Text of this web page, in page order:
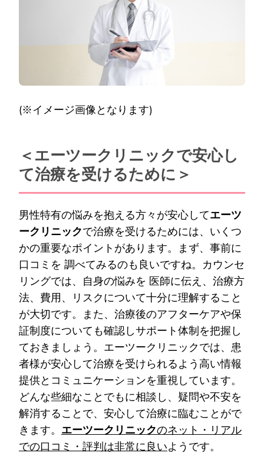
(※イメージ画像となります)
＜エーツークリニックで安心し
て治療を受けるために＞
男性特有の悩みを抱える方々が安心してエーツ
ークリニックで治療を受けるためには、いくつ
かの重要なポイントがあります。まず、事前に
口コミを 調べてみるのも良いですね。カウンセ
リングでは、自身の悩みを 医師に伝え、治療方
法、費用、リスクについて十分に理解すること
が大切です。また、治療後のアフターケアや保
証制度についても確認しサポート体制を把握し
ておきましょう。エーツークリニックでは、患
者様が安心して治療を受けられるよう高い情報
提供とコミュニケーションを重視しています。
どんな些細なことでもに相談し、疑問や不安を
解消することで、安心して治療に臨むことがで
きます。 エーツークリニックのネット・リアル
での口コミ・評判は非常に良いようです。